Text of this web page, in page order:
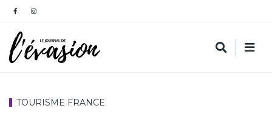
TOURISME FRANCE